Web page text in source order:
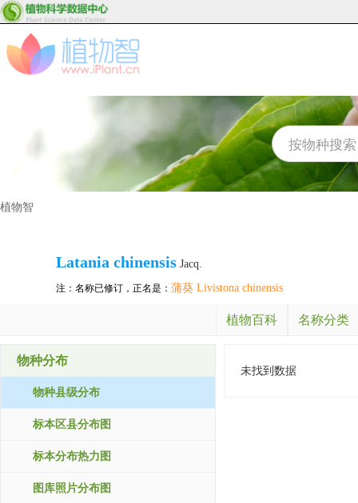
植物智
Latania chinensis Jacq.
注：名称已修订，正名是： 蒲葵 Livistona chinensis
植物百科 名称分类
物种分布
物种县级分布
标本区县分布图
标本分布热力图
图库照片分布图
未找到数据